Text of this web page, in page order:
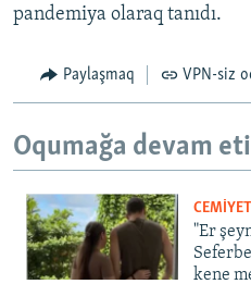
pandemiya olaraq tanıdı.
Paylaşmaq VPN-siz
Oqumağa devam
CEMİYET
"Er
kene